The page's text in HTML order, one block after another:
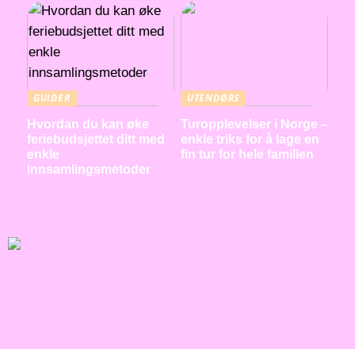
GUIDER
Hvordan du kan øke
feriebudsjettet ditt med
enkle
innsamlingsmetoder
UTENDØRS
Turopplevelser i Norge –
enkle triks for å lage en
fin tur for hele familien